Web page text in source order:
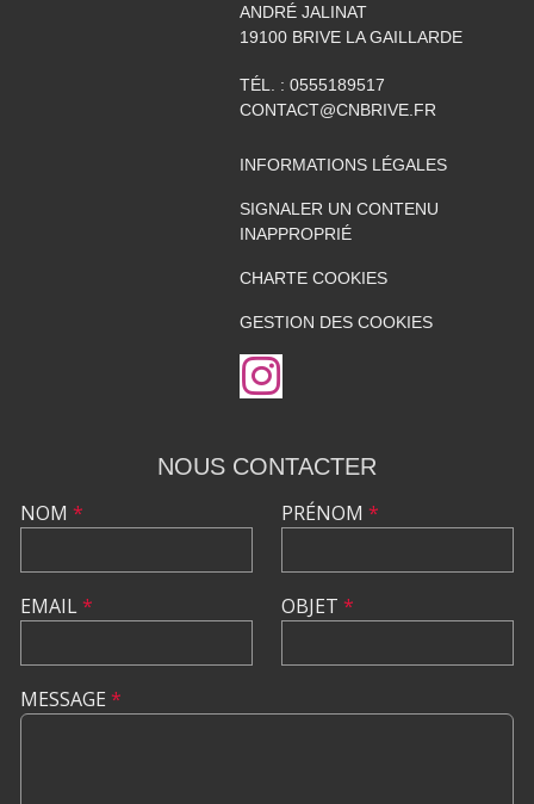
ANDRÉ JALINAT
19100 BRIVE LA GAILLARDE
TÉL. : 0555189517
CONTACT@CNBRIVE.FR
INFORMATIONS LÉGALES
SIGNALER UN CONTENU
INAPPROPRIÉ
CHARTE COOKIES
GESTION DES COOKIES
NOUS CONTACTER
NOM *
EMAIL*
PRÉNOM *
OBJET *
MESSAGE *